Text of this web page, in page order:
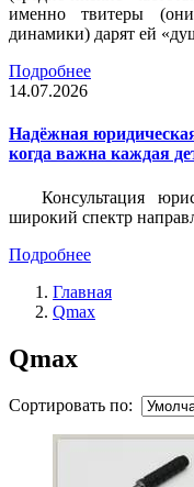
именно твитеры
динамики) дарят ей
Подробнее
14.07.2026
Надёжная
когда важна каждая
Консультация
широкий спектр
Подробнее
Главная
Qmax
Qmax
Сортировать по: